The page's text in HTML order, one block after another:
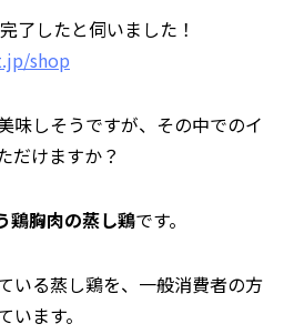
了したと伺いました！
shop
味しそうですが、その中でのイ
だけますか？
鶏胸肉の蒸し鶏です。
いる蒸し鶏を、一般消費者の方
ます。